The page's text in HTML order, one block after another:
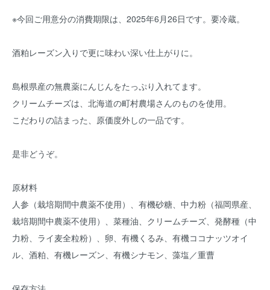
※今回ご用意分の消費期限は、2025年6月26日です。要冷蔵。
酒粕レーズン入りで更に味わい深い仕上がりに。
島根県産の無農薬にんじんをたっぷり入れてます。
クリームチーズは、北海道の町村農場さんのものを使用。
こだわりの詰まった、原価度外しの一品です。
是非どうぞ。
原材料
人参（栽培期間中農薬不使用）、有機砂糖、中力粉（福岡県産、
栽培期間中農薬不使用）、菜種油、クリームチーズ、発酵種（中
力粉、ライ麦全粒粉）、卵、有機くるみ、有機ココナッツオイ
ル、酒粕、有機レーズン、有機シナモン、藻塩／重曹